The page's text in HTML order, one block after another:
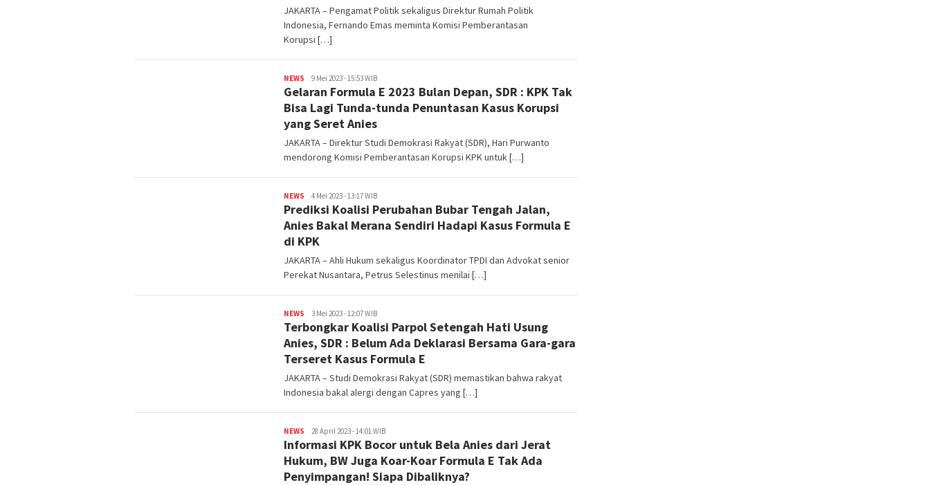
JAKARTA – Pengamat Politik sekaligus Direktur Rumah Politik
Indonesia, Fernando Emas meminta Komisi Pemberantasan
Korupsi […]
NEWS superadmin
9 Mei 2023 - 15:53 WIB
Gelaran Formula E 2023 Bulan Depan, SDR : KPK Tak
Bisa Lagi Tunda-tunda Penuntasan Kasus Korupsi
yang Seret Anies
JAKARTA – Direktur Studi Demokrasi Rakyat (SDR), Hari Purwanto
mendorong Komisi Pemberantasan Korupsi KPK untuk […]
NEWS superadmin
4 Mei 2023 - 13:17 WIB
Prediksi Koalisi Perubahan Bubar Tengah Jalan,
Anies Bakal Merana Sendiri Hadapi Kasus Formula E
di KPK
JAKARTA – Ahli Hukum sekaligus Koordinator TPDI dan Advokat senior
Perekat Nusantara, Petrus Selestinus menilai […]
NEWS superadmin
3 Mei 2023 - 12:07 WIB
Terbongkar Koalisi Parpol Setengah Hati Usung
Anies, SDR : Belum Ada Deklarasi Bersama Gara-gara
Terseret Kasus Formula E
JAKARTA – Studi Demokrasi Rakyat (SDR) memastikan bahwa rakyat
Indonesia bakal alergi dengan Capres yang […]
NEWS superadmin
28 April 2023 - 14:01 WIB
Informasi KPK Bocor untuk Bela Anies dari Jerat
Hukum, BW Juga Koar-Koar Formula E Tak Ada
Penyimpangan! Siapa Dibaliknya?